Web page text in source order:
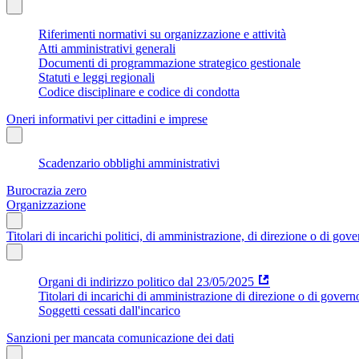
Riferimenti normativi su organizzazione e attività
Atti amministrativi generali
Documenti di programmazione strategico gestionale
Statuti e leggi regionali
Codice disciplinare e codice di condotta
Oneri informativi per cittadini e imprese
Scadenzario obblighi amministrativi
Burocrazia zero
Organizzazione
Titolari di incarichi politici, di amministrazione, di direzione o di
Organi di indirizzo politico dal 23/05/2025
Titolari di incarichi di amministrazione di direzione o di
Soggetti cessati dall'incarico
Sanzioni per mancata comunicazione dei dati